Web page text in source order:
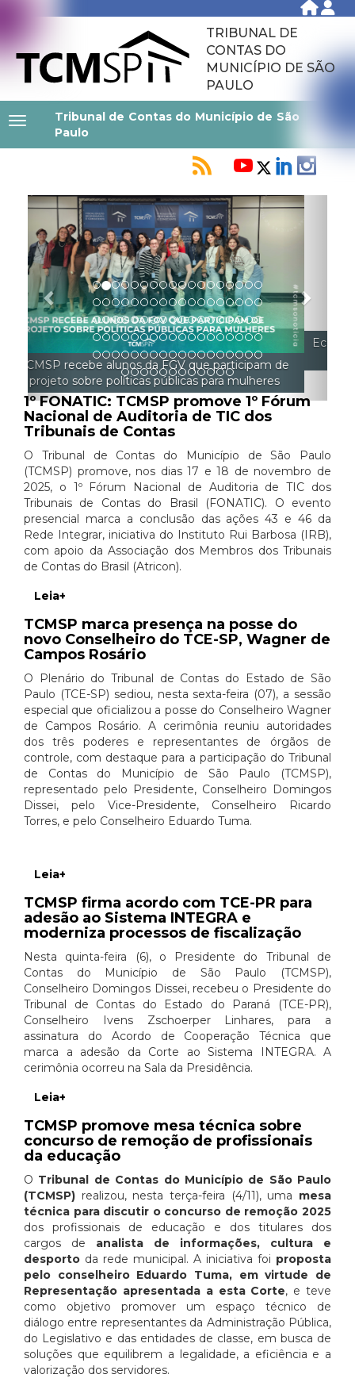
TRIBUNAL DE
CONTAS DO
MUNICÍPIO DE SÃO
PAULO
Tribunal de Contas do Município de São
Paulo
Ecos do Comportamento: Governança pessoal para
gerenciar a si mesmo
Previous Next
1º FONATIC: TCMSP promove 1º Fórum
Nacional de Auditoria de TIC dos
Tribunais de Contas
O Tribunal de Contas do Município de São Paulo
(TCMSP) promove, nos dias 17 e 18 de novembro de
2025, o 1º Fórum Nacional de Auditoria de TIC dos
Tribunais de Contas do Brasil (FONATIC). O evento
presencial marca a conclusão das ações 43 e 46 da
Rede Integrar, iniciativa do Instituto Rui Barbosa (IRB),
com apoio da Associação dos Membros dos Tribunais
de Contas do Brasil (Atricon).
Leia+
TCMSP marca presença na posse do
novo Conselheiro do TCE-SP, Wagner de
Campos Rosário
O Plenário do Tribunal de Contas do Estado de São
Paulo (TCE-SP) sediou, nesta sexta-feira (07), a sessão
especial que oficializou a posse do Conselheiro Wagner
de Campos Rosário. A cerimônia reuniu autoridades
dos três poderes e representantes de órgãos de
controle, com destaque para a participação do Tribunal
de Contas do Município de São Paulo (TCMSP),
representado pelo Presidente, Conselheiro Domingos
Dissei, pelo Vice-Presidente, Conselheiro Ricardo
Torres, e pelo Conselheiro Eduardo Tuma.
Leia+
TCMSP firma acordo com TCE-PR para
adesão ao Sistema INTEGRA e
moderniza processos de fiscalização
Nesta quinta-feira (6), o Presidente do Tribunal de
Contas do Município de São Paulo (TCMSP),
Conselheiro Domingos Dissei, recebeu o Presidente do
Tribunal de Contas do Estado do Paraná (TCE-PR),
Conselheiro Ivens Zschoerper Linhares, para a
assinatura do Acordo de Cooperação Técnica que
marca a adesão da Corte ao Sistema INTEGRA. A
cerimônia ocorreu na Sala da Presidência.
Leia+
TCMSP promove mesa técnica sobre
concurso de remoção de profissionais
da educação
O Tribunal de Contas do Município de São Paulo
(TCMSP) realizou, nesta terça-feira (4/11), uma mesa
técnica para discutir o concurso de remoção 2025
dos profissionais de educação e dos titulares dos
cargos de analista de informações, cultura e
desporto da rede municipal. A iniciativa foi proposta
pelo conselheiro Eduardo Tuma, em virtude de
Representação apresentada a esta Corte, e teve
como objetivo promover um espaço técnico de
diálogo entre representantes da Administração Pública,
do Legislativo e das entidades de classe, em busca de
soluções que equilibrem a legalidade, a eficiência e a
valorização dos servidores.